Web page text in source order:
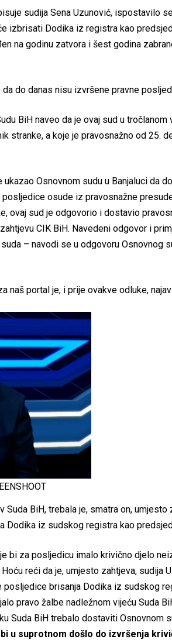
sudija Sena Uzunović, ispostavilo
izbrisati Dodika iz registra kao
na godinu zatvora i šest godina
do danas nisu izvršene pravne
BiH naveo da je ovaj sud u tročlanom
stranke, a koje je pravosnažno od 25.
Osnovnom sudu u Banjaluci da
osude iz pravosnažne
ovaj sud je odgovorio i dostavio
CIK BiH. Navedeni odgovor i
– navodi se u odgovoru Osnovnog
naš portal je, i prije ovakve odluke,
Suda BiH, trebala je, smatra on,
Dodika iz sudskog registra kao
bi za posljedicu imalo krivično djelo
reći da je, umjesto zahtjeva, sudija
posljedice brisanja Dodika iz sudskog
pravo žalbe nadležnom vijeću Suda
Suda BiH trebalo dostaviti Osnovnom
u suprotnom došlo do izvršenja